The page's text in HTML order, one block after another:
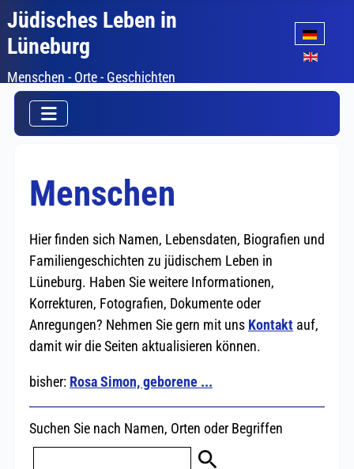
Jüdisches Leben in
Lüneburg
Menschen - Orte - Geschichten
Sprache